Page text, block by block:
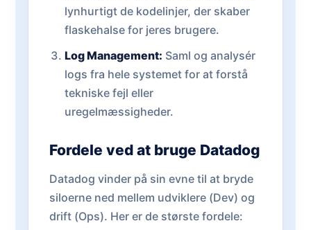
lynhurtigt de kodelinjer, der skaber
flaskehalse for jeres brugere.
Log Management: Saml og analysér
logs fra hele systemet for at forstå
tekniske fejl eller
uregelmæssigheder.
Fordele ved at bruge Datadog
Datadog vinder på sin evne til at bryde
siloerne ned mellem udviklere (Dev) og
drift (Ops). Her er de største fordele: